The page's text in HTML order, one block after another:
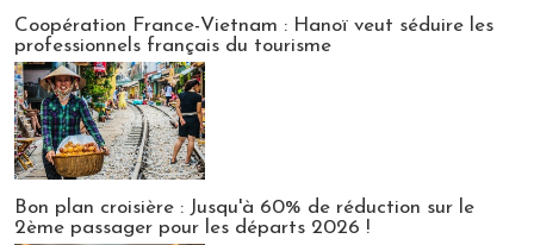
Coopération France-Vietnam : Hanoï veut séduire les
professionnels français du tourisme
Bon plan croisière : Jusqu'à 60% de réduction sur le
2ème passager pour les départs 2026 !